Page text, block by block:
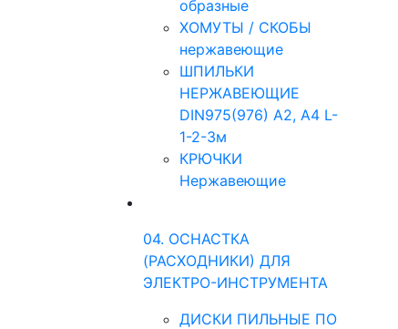
образные
ХОМУТЫ / СКОБЫ
нержавеющие
ШПИЛЬКИ
НЕРЖАВЕЮЩИЕ
DIN975(976) A2, А4 L-
1-2-3м
КРЮЧКИ
Нержавеющие
04. ОСНАСТКА
(РАСХОДНИКИ) ДЛЯ
ЭЛЕКТРО-ИНСТРУМЕНТА
ДИСКИ ПИЛЬНЫЕ ПО